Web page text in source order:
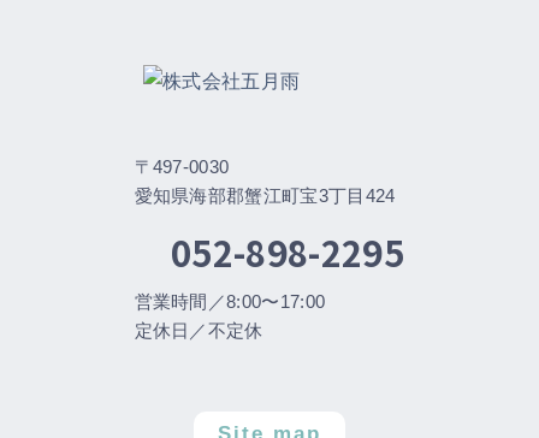
〒497-0030
愛知県海部郡蟹江町宝3丁目424
052-898-2295
営業時間／8:00〜17:00
定休日／不定休